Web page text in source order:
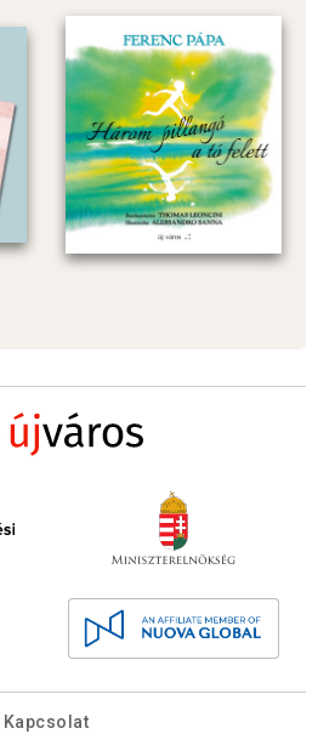
Kapcsolat